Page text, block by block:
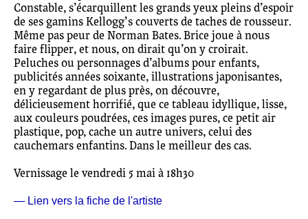
Constable, s’écarquillent les grands yeux pleins d’espoir
de ses gamins Kellogg’s couverts de taches de rousseur.
Même pas peur de Norman Bates. Brice joue à nous
faire flipper, et nous, on dirait qu’on y croirait.
Peluches ou personnages d’albums pour enfants,
publicités années soixante, illustrations japonisantes,
en y regardant de plus près, on découvre,
délicieusement horrifié, que ce tableau idyllique, lisse,
aux couleurs poudrées, ces images pures, ce petit air
plastique, pop, cache un autre univers, celui des
cauchemars enfantins. Dans le meilleur des cas.
Vernissage le vendredi 5 mai à 18h30
— Lien vers la fiche de l'artiste